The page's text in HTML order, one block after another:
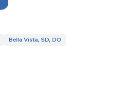
Bella Vista, SD, DO